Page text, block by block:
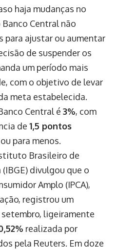
haja mudanças no
Central não
para ajustar ou aumentar
de suspender os
um período mais
com o objetivo de levar
meta estabelecida.
Central é 3%, com
de 1,5 pontos
para menos.
Brasileiro de
divulgou que o
Amplo (IPCA),
registrou um
setembro, ligeiramente
realizada por
pela Reuters. Em doze